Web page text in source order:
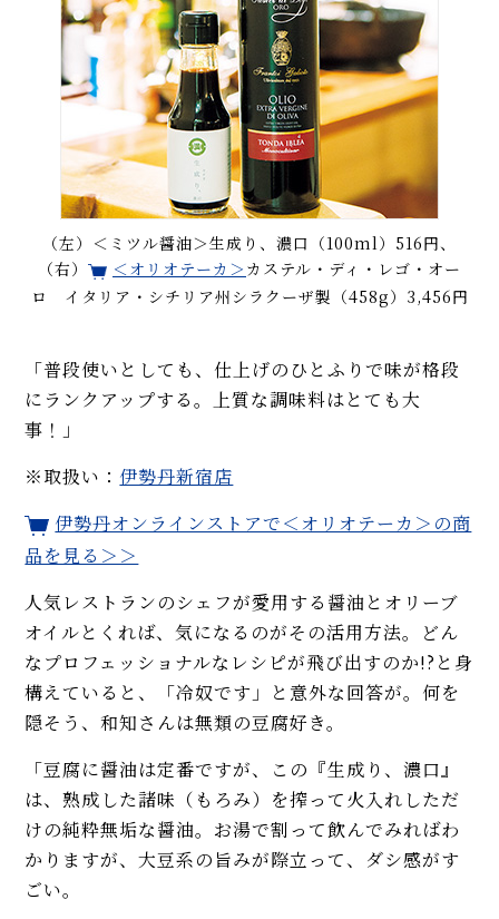
（左）＜ミツル醤油＞生成り、濃口（100ml）516円、
（右）
＜オリオテーカ＞ カステル・ディ・レゴ・オー
ロ イタリア・シチリア州シラクーザ製（458g）3,456円
「普段使いとしても、仕上げのひとふりで味が格段
にランクアップする。上質な調味料はとても大
事！」
※取扱い： 伊勢丹新宿店
伊勢丹オンラインストアで＜オリオテーカ＞の商
品を見る＞＞
人気レストランのシェフが愛用する醤油とオリーブ
オイルとくれば、気になるのがその活用方法。どん
なプロフェッショナルなレシピが飛び出すのか!?と身
構えていると、「冷奴です」と意外な回答が。何を
隠そう、和知さんは無類の豆腐好き。
「豆腐に醤油は定番ですが、この『生成り、濃口』
は、熟成した諸味（もろみ）を搾って火入れしただ
けの純粋無垢な醤油。お湯で割って飲んでみればわ
かりますが、大豆系の旨みが際立って、ダシ感がす
ごい。